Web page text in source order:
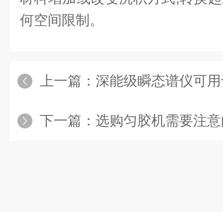
何空间限制。
上一篇： 深能级瞬态谱仪可用
下一篇： 选购匀胶机需要注